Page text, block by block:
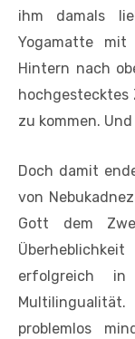
ihm damals
Yogamatte
Hintern nach
hochgestecktes
zu kommen.
Doch damit
von
Gott dem
erfolgreich
problemlos